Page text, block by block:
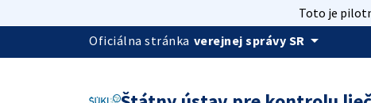
Toto je
Oficiálna stránka verejnej správy SR arrow_drop_down